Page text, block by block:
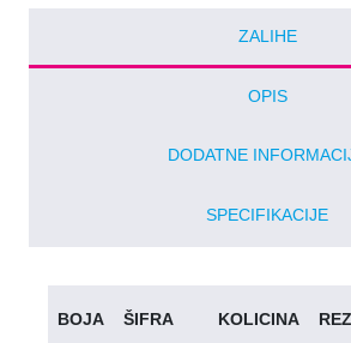
ZALIHE
OPIS
DODATNE
SPECIFIKACIJE
BOJA ŠIFRA KOLICINA